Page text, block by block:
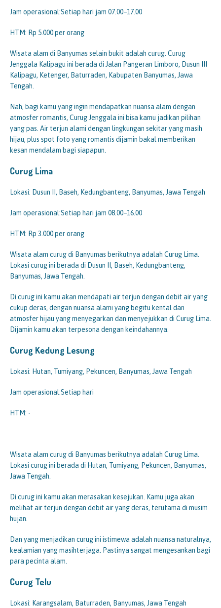
Jam operasional:Setiap hari jam 07.00–17.00
HTM: Rp 5.000 per orang
Wisata alam di Banyumas selain bukit adalah curug. Curug
Jenggala Kalipagu ini berada di Jalan Pangeran Limboro, Dusun III
Kalipagu, Ketenger, Baturraden, Kabupaten Banyumas, Jawa
Tengah.
Nah, bagi kamu yang ingin mendapatkan nuansa alam dengan
atmosfer romantis, Curug Jenggala ini bisa kamu jadikan pilihan
yang pas. Air terjun alami dengan lingkungan sekitar yang masih
hijau, plus spot foto yang romantis dijamin bakal memberikan
kesan mendalam bagi siapapun.
Curug Lima
Lokasi: Dusun II, Baseh, Kedungbanteng, Banyumas, Jawa Tengah
Jam operasional:Setiap hari jam 08.00–16.00
HTM: Rp 3.000 per orang
Wisata alam curug di Banyumas berikutnya adalah Curug Lima.
Lokasi curug ini berada di Dusun II, Baseh, Kedungbanteng,
Banyumas, Jawa Tengah.
Di curug ini kamu akan mendapati air terjun dengan debit air yang
cukup deras, dengan nuansa alami yang begitu kental dan
atmosfer hijau yang menyegarkan dan menyejukkan di Curug Lima.
Dijamin kamu akan terpesona dengan keindahannya.
Curug Kedung Lesung
Lokasi: Hutan, Tumiyang, Pekuncen, Banyumas, Jawa Tengah
Jam operasional:Setiap hari
HTM: -
Wisata alam curug di Banyumas berikutnya adalah Curug Lima.
Lokasi curug ini berada di Hutan, Tumiyang, Pekuncen, Banyumas,
Jawa Tengah.
Di curug ini kamu akan merasakan kesejukan. Kamu juga akan
melihat air terjun dengan debit air yang deras, terutama di musim
hujan.
Dan yang menjadikan curug ini istimewa adalah nuansa naturalnya,
kealamian yang masihterjaga. Pastinya sangat mengesankan bagi
para pecinta alam.
Curug Telu
Lokasi: Karangsalam, Baturraden, Banyumas, Jawa Tengah